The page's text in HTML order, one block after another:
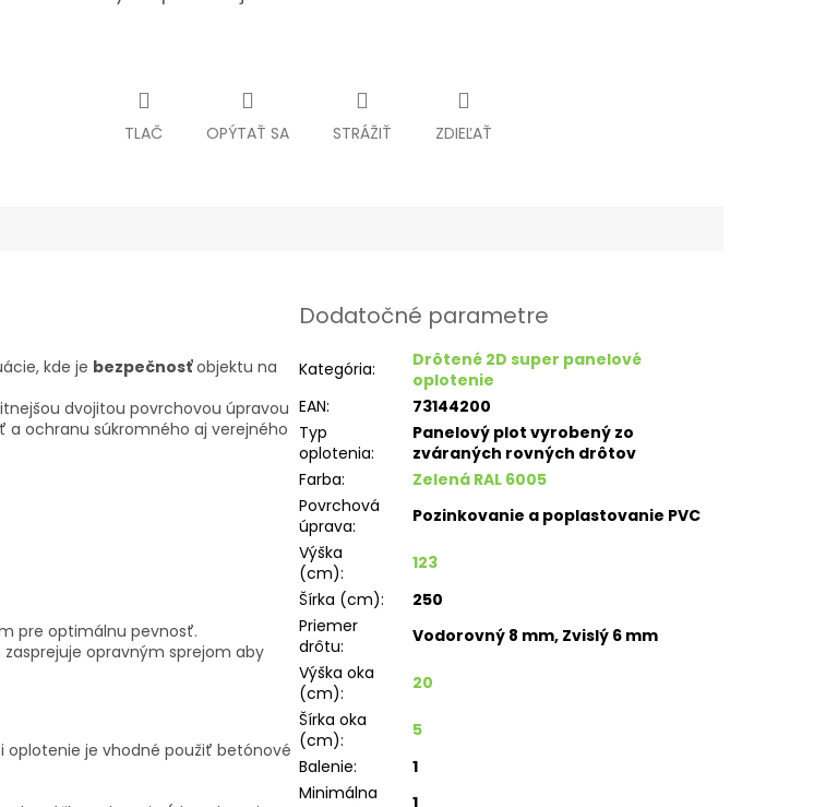
TLAČ OPÝTAŤ SA STRÁŽIŤ ZDIEĽAŤ
kde je bezpečnosťobjektu na
dvojitou povrchovou úpravou
a ochranu súkromného aj verejného
pre optimálnu pevnosť.
opravným sprejom aby
oplotenie je vhodné použiť betónové
Dodatočné parametre
Kategória:
Drôtené 2D super panelové
oplotenie
EAN:
73144200
Typ
oplotenia:
Panelový plot vyrobený zo
zváraných rovných drôtov
Farba:
Zelená RAL 6005
Povrchová
úprava:
Pozinkovanie a poplastovanie PVC
Výška
(cm):
123
Šírka (cm):
250
Priemer
drôtu:
Vodorovný 8 mm, Zvislý 6 mm
Výška oka
(cm):
20
Šírka oka
(cm):
5
Balenie:
1
Minimálna
1